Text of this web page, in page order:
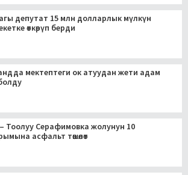
депутат 15 млн долларлык мүлкүн
өткөрүп берди
мектептеги ок атуудан жети адам
Тоолуу Серафимовка жолунун 10
асфальт төшөлөт